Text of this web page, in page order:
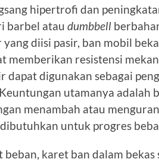
hipertrofi dan
barbel atau dumbbell
diisi pasir, ban mobil
memberikan resistensi
dapat digunakan sebagai
utamanya adalah
menambah atau
untuk progres
beban, karet ban dalam